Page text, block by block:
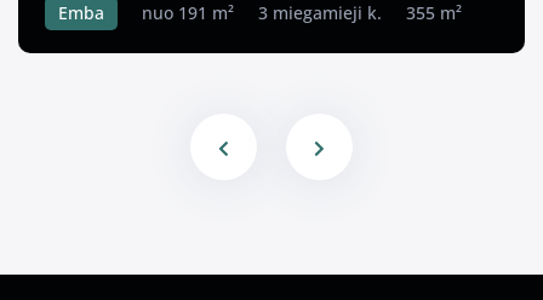
Emba nuo 191 m² 3 miegamieji k. 355 m²